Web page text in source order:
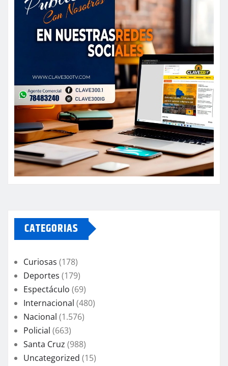
CATEGORIAS
Curiosas (178)
Deportes (179)
Espectáculo (69)
Internacional (480)
Nacional (1.576)
Policial (663)
Santa Cruz (988)
Uncategorized (15)